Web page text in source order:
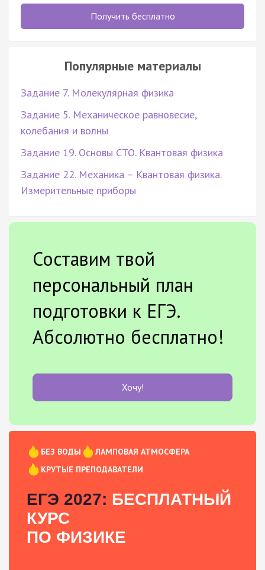
Получить бесплатно
Популярные материалы
Задание 7. Молекулярная физика
Задание 5. Механическое равновесие,
колебания и волны
Задание 19. Основы СТО. Квантовая физика
Задание 22. Механика – Квантовая физика.
Измерительные приборы
Составим твой
персональный план
подготовки к ЕГЭ.
Абсолютно бесплатно!
Хочу!
БЕЗ ВОДЫ
ЛАМПОВАЯ АТМОСФЕРА
КРУТЫЕ ПРЕПОДАВАТЕЛИ
ЕГЭ 2027: БЕСПЛАТНЫЙ
КУРС
ПО ФИЗИКЕ